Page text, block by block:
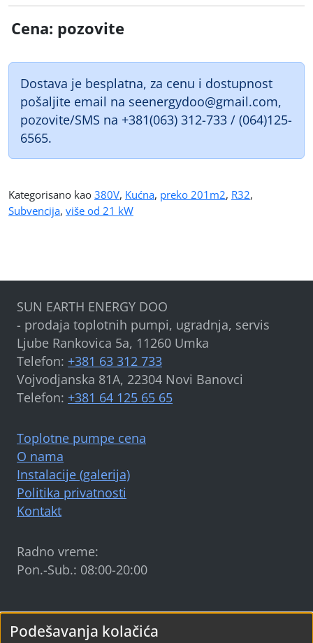
Cena: pozovite
Dostava je besplatna, za cenu i dostupnost
pošaljite email na seenergydoo@gmail.com,
pozovite/SMS na +381(063) 312-733 / (064)125-
6565.
Kategorisano kao380V, Kućna, preko 201m2, R32,
Subvencija, više od 21 kW
2024-2026Sun Earth Energy
Toplotne pumpe cena
O nama
Instalacije (galerija)
Politika privatnosti
Kontakt
SUN EARTH ENERGY DOO
- prodaja toplotnih pumpi, ugradnja, servis
Ljube Rankovica 5a, 11260 Umka
Telefon: +381 63 312 733
Vojvodjanska 81A, 22304 Novi Banovci
Telefon: +381 64 125 65 65
Radno vreme:
Pon.-Sub.: 08:00-20:00
Podešavanja kolačića